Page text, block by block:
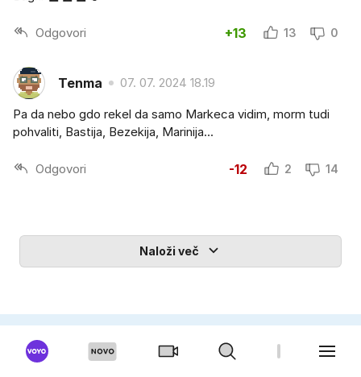
Odgovori +13 13 0
Tenma 07. 07. 2024 18.19
Pa da nebo gdo rekel da samo Markeca vidim, morm tudi
pohvaliti, Bastija, Bezekija, Marinija...
Odgovori -12 2 14
Naloži več